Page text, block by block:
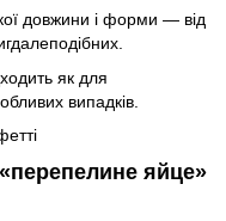
довжини і форми — від
як для
випадків.
яйце»